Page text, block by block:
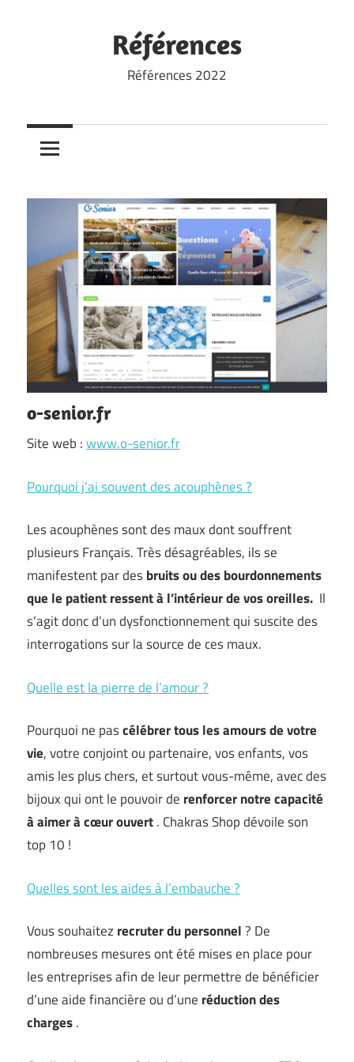
Références
Références 2022
o-senior.fr
Site web :www.o-senior.fr
Pourquoi j’ai souvent des acouphènes ?
Les acouphènes sont des maux dont souffrent
plusieurs Français. Très désagréables, ils se
manifestent par desbruits ou des bourdonnements
que le patient ressent à l’intérieur de vos oreilles. Il
s’agit donc d’un dysfonctionnement qui suscite des
interrogations sur la source de ces maux.
Quelle est la pierre de l’amour ?
Pourquoi ne pascélébrer tous les amours de votre
vie, votre conjoint ou partenaire, vos enfants, vos
amis les plus chers, et surtout vous-même, avec des
bijoux qui ont le pouvoir de renforcer notre capacité
à aimer à cœur ouvert. Chakras Shop dévoile son
top 10 !
Quelles sont les aides à l’embauche ?
Vous souhaitez recruter du personnel? De
nombreuses mesures ont été mises en place pour
les entreprises afin de leur permettre de bénéficier
d’une aide financière ou d’une réduction des
charges.